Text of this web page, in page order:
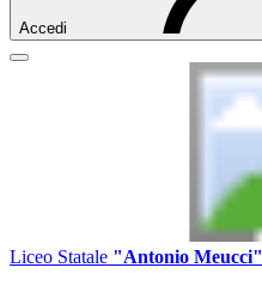
Accedi
Liceo Statale "Antonio Meucci"